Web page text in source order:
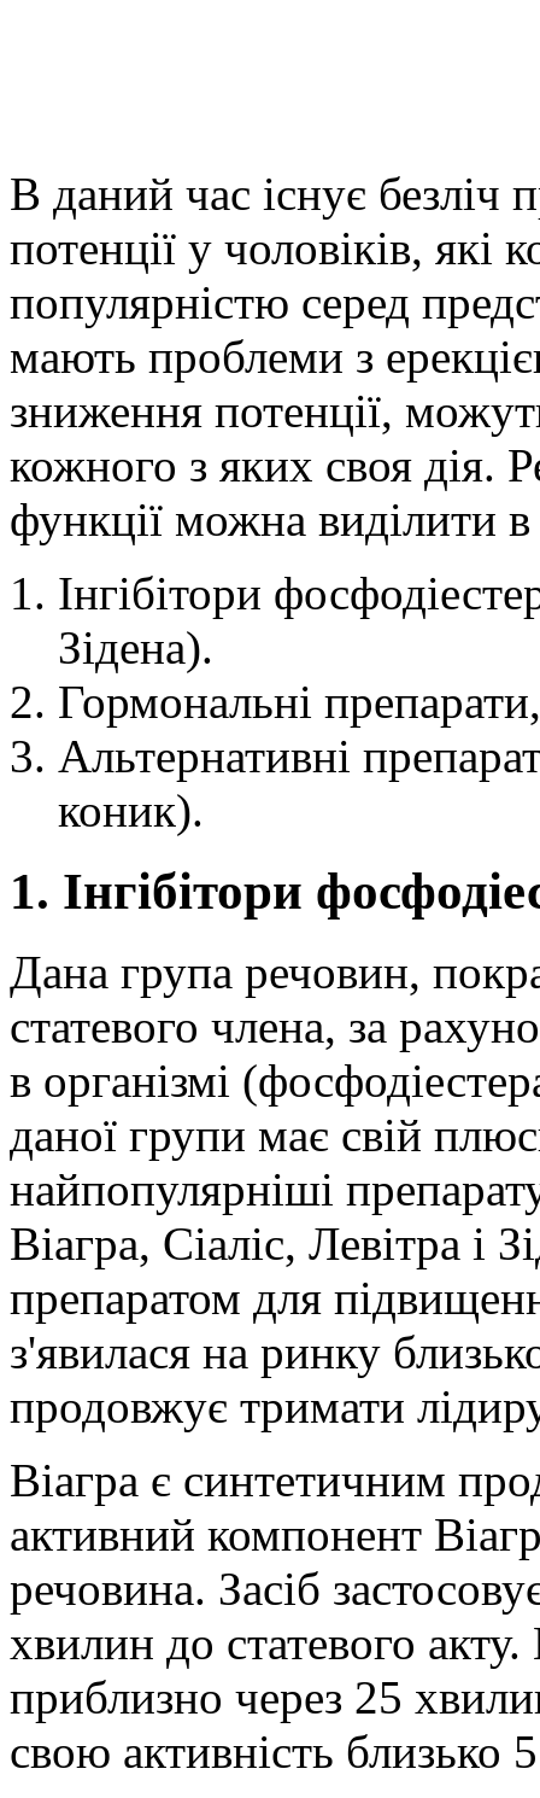
В даний час існує безліч
потенції у чоловіків, які
популярністю серед
мають проблеми з
зниження потенції,
кожного з яких своя дія.
функції можна виділити
Інгібітори
Зідена).
Гормональні
Альтернативні
коник).
1. Інгібітори
Дана група речовин,
статевого члена, за
в організмі
даної групи має свій
найпопулярніші
Віагра, Сіаліс, Левітра
препаратом для
з'явилася на ринку
продовжує тримати
Віагра є синтетичним
активний компонент
речовина. Засіб
хвилин до статевого
приблизно через 25
свою активність близько